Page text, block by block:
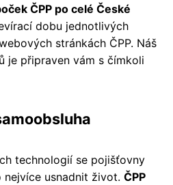
ČPP po celé České
dobu jednotlivých
stránkách ČPP. Náš
je připraven vám s čímkoli
technologií se pojišťovny
usnadnit život. ČPP